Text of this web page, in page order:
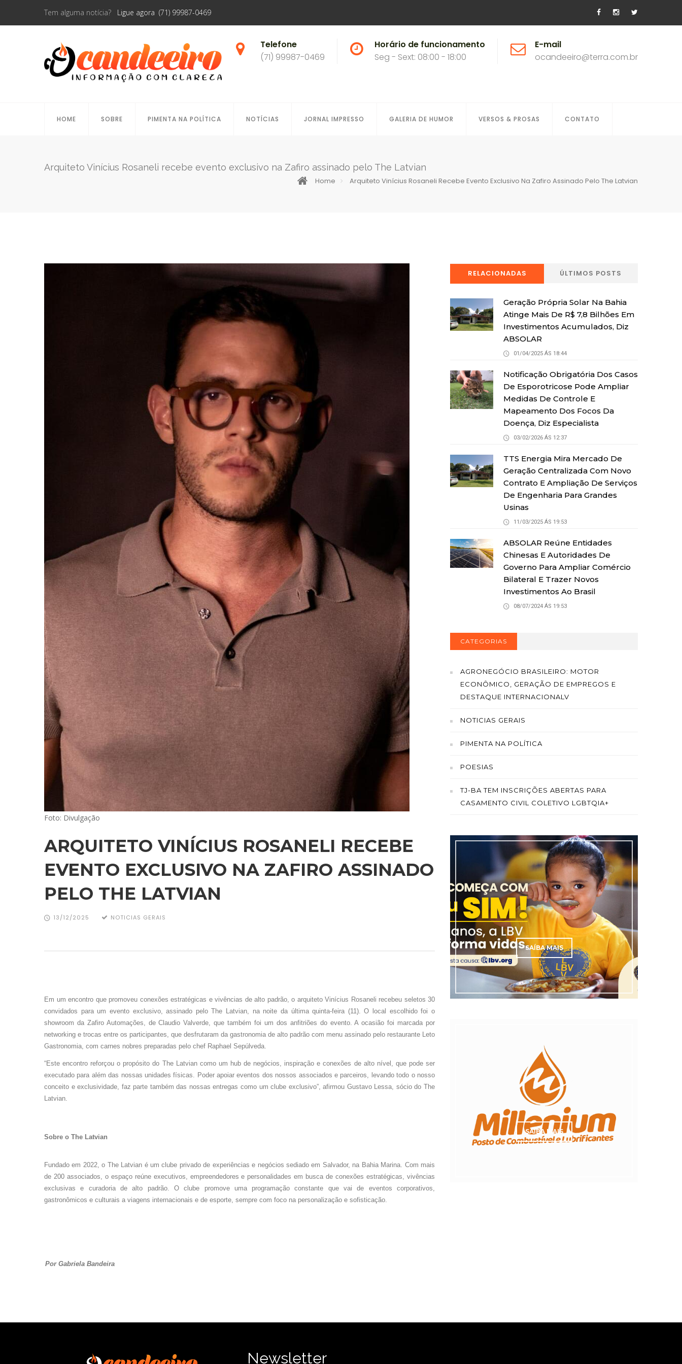
Tem alguma notícia? Ligue agora (71) 99987-0469
Telefone
(71) 99987-0469
Horário de funcionamento
Seg - Sext: 08:00 - 18:00
E-mail
ocandeeiro@terra.com.br
HOME SOBRE PIMENTA NA POLÍTICA NOTÍCIAS JORNAL IMPRESSO GALERIA DE HUMOR VERSOS & PROSAS CONTATO
Arquiteto Vinícius Rosaneli recebe evento exclusivo na Zafiro assinado pelo The Latvian
Home Arquiteto Vinícius Rosaneli Recebe Evento Exclusivo Na Zafiro Assinado Pelo The Latvian
Foto: Divulgação
ARQUITETO VINÍCIUS ROSANELI RECEBE
EVENTO EXCLUSIVO NA ZAFIRO ASSINADO
PELO THE LATVIAN
13/12/2025 NOTICIAS GERAIS
Em um encontro que promoveu conexões estratégicas e vivências de alto padrão, o arquiteto Vinícius Rosaneli recebeu seletos 30
convidados para um evento exclusivo, assinado pelo The Latvian, na noite da última quinta-feira (11). O local escolhido foi o
showroom da Zafiro Automações, de Claudio Valverde, que também foi um dos anfitriões do evento. A ocasião foi marcada por
networking e trocas entre os participantes, que desfrutaram da gastronomia de alto padrão com menu assinado pelo restaurante Leto
Gastronomia, com carnes nobres preparadas pelo chef Raphael Sepúlveda.
“Este encontro reforçou o propósito do The Latvian como um hub de negócios, inspiração e conexões de alto nível, que pode ser
executado para além das nossas unidades físicas. Poder apoiar eventos dos nossos associados e parceiros, levando todo o nosso
conceito e exclusividade, faz parte também das nossas entregas como um clube exclusivo”, afirmou Gustavo Lessa, sócio do The
Latvian.
Sobre o The Latvian
Fundado em 2022, o The Latvian é um clube privado de experiências e negócios sediado em Salvador, na Bahia Marina. Com mais
de 200 associados, o espaço reúne executivos, empreendedores e personalidades em busca de conexões estratégicas, vivências
exclusivas e curadoria de alto padrão. O clube promove uma programação constante que vai de eventos corporativos,
gastronômicos e culturais a viagens internacionais e de esporte, sempre com foco na personalização e sofisticação.
Por Gabriela Bandeira
RELACIONADAS ÚLTIMOS POSTS
Geração Própria Solar Na Bahia
Atinge Mais De R$ 7,8 Bilhões Em
Investimentos Acumulados, Diz
ABSOLAR
01/04/2025 ÁS 18:44
Notificação Obrigatória Dos Casos
De Esporotricose Pode Ampliar
Medidas De Controle E
Mapeamento Dos Focos Da
Doença, Diz Especialista
03/02/2026 ÁS 12:37
TTS Energia Mira Mercado De
Geração Centralizada Com Novo
Contrato E Ampliação De Serviços
De Engenharia Para Grandes
Usinas
11/03/2025 ÁS 19:53
ABSOLAR Reúne Entidades
Chinesas E Autoridades De
Governo Para Ampliar Comércio
Bilateral E Trazer Novos
Investimentos Ao Brasil
08/07/2024 ÁS 19:53
CATEGORIAS
AGRONEGÓCIO BRASILEIRO: MOTOR
ECONÔMICO, GERAÇÃO DE EMPREGOS E
DESTAQUE INTERNACIONALV
NOTICIAS GERAIS
PIMENTA NA POLÍTICA
POESIAS
TJ-BA TEM INSCRIÇÕES ABERTAS PARA
CASAMENTO CIVIL COLETIVO LGBTQIA+
SAÍBA MAIS
SAÍBA MAIS
Newsletter